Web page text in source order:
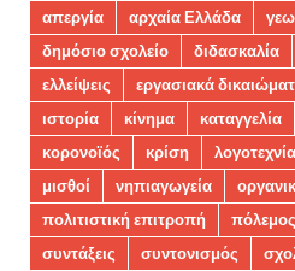
απεργία
αρχαία Ελλάδα
δημόσιο σχολείο
διδασκαλία
ελλείψεις
εργασιακά
ιστορία
κίνημα καταγγελία
κορονοϊός
κρίση λογοτεχνία
μισθοί
νηπιαγωγεία
πολιτιστική επιτροπή
πόλεμος
συντάξεις
συντονισμός